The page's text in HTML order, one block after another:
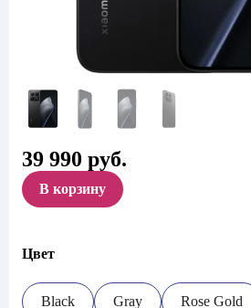
39 990 руб.
В корзину
Цвет
Black Gray Rose Gold